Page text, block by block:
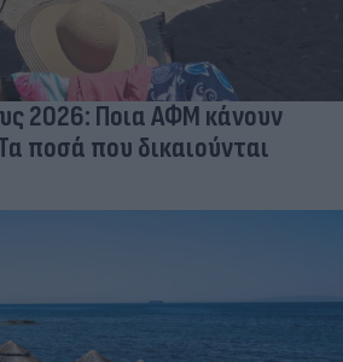
2026: Ποια ΑΦΜ κάνουν
ποσά που δικαιούνται